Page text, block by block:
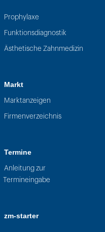
Prophylaxe
Funktionsdiagnostik
Ästhetische Zahnmedizin
Markt
Marktanzeigen
Firmenverzeichnis
Termine
Anleitung zur
Termineingabe
zm-starter